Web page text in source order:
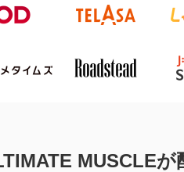
MUSCLE